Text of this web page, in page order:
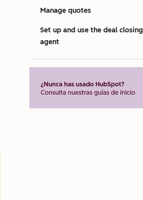
Manage quotes
Set up and use the deal closing
agent